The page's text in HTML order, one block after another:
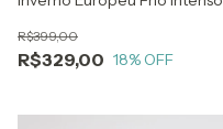
R$329,00
R$399,00
18% OFF